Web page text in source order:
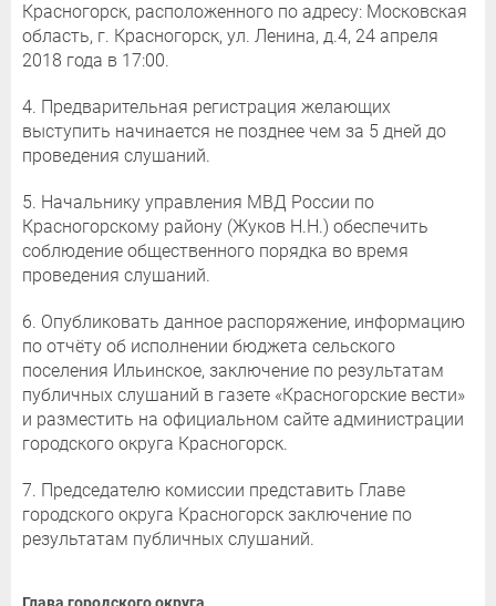
Красногорск, расположенного по адресу: Московская
область, г. Красногорск, ул. Ленина, д.4, 24 апреля
2018 года в 17:00.
4. Предварительная регистрация желающих
выступить начинается не позднее чем за 5 дней до
проведения слушаний.
5. Начальнику управления МВД России по
Красногорскому району (Жуков Н.Н.) обеспечить
соблюдение общественного порядка во время
проведения слушаний.
6. Опубликовать данное распоряжение, информацию
по отчёту об исполнении бюджета сельского
поселения Ильинское, заключение по результатам
публичных слушаний в газете «Красногорские вести»
и разместить на официальном сайте администрации
городского округа Красногорск.
7. Председателю комиссии представить Главе
городского округа Красногорск заключение по
результатам публичных слушаний.